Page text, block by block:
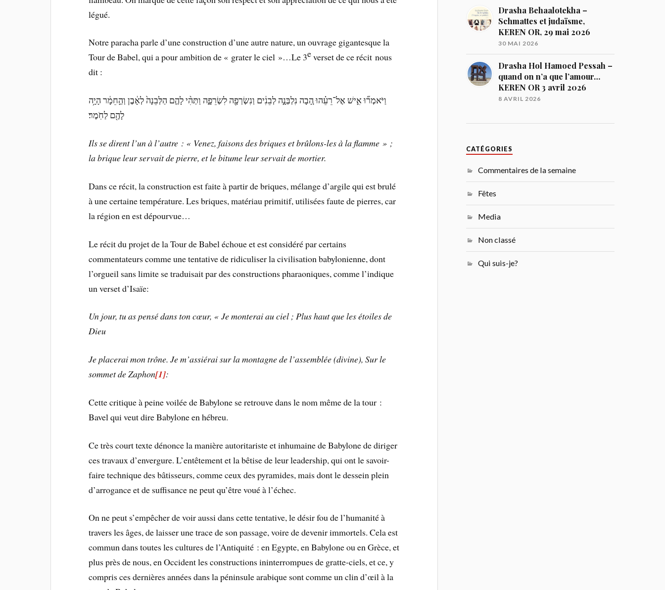
légué.
Notre paracha parle d’une construction d’une autre nature, un ouvrage gigantesque la
Tour de Babel, qui a pour ambition de « grater le ciel »…Le 3everset de ce récit nous
dit :
וַיֹּאמְר֞וּ אִ֣ישׁ אֶל־רֵעֵ֗הוּ הָ֚בָה נִלְבְּנָ֣ה לְבֵנִ֔ים וְנִשְׂרְפָ֖ה לִשְׂרֵפָ֑ה וַתְּהִ֨י לָהֶ֤ם הַלְּבֵנָה֙ לְאָ֔בֶן וְהַ֣חֵמָ֔ר הָיָ֥ה
לָהֶ֖ם לַחֹֽמֶר׃
Ils se dirent l’un à l’autre : « Venez, faisons des briques et brûlons-les à la flamme » ;
la brique leur servait de pierre, et le bitume leur servait de mortier.
Dans ce récit, la construction est faite à partir de briques, mélange d’argile qui est brulé
à une certaine température. Les briques, matériau primitif, utilisées faute de pierres, car
la région en est dépourvue…
Le récit du projet de la Tour de Babel échoue et est considéré par certains
commentateurs comme une tentative de ridiculiser la civilisation babylonienne, dont
l’orgueil sans limite se traduisait par des constructions pharaoniques, comme l’indique
un verset d’Isaïe:
Un jour, tu as pensé dans ton cœur, « Je monterai au ciel ; Plus haut que les étoiles de
Dieu
Je placerai mon trône. Je m’assiérai sur la montagne de l’assemblée (divine), Sur le
sommet de Zaphon[1]:
Cette critique à peine voilée de Babylone se retrouve dans le nom même de la tour :
Bavel qui veut dire Babylone en hébreu.
Ce très court texte dénonce la manière autoritariste et inhumaine de Babylone de diriger
ces travaux d’envergure. L’entêtement et la bêtise de leur leadership, qui ont le savoir-
faire technique des bâtisseurs, comme ceux des pyramides, mais dont le dessein plein
d’arrogance et de suffisance ne peut qu’être voué à l’échec.
On ne peut s’empêcher de voir aussi dans cette tentative, le désir fou de l’humanité à
travers les âges, de laisser une trace de son passage, voire de devenir immortels. Cela est
commun dans toutes les cultures de l’Antiquité : en Egypte, en Babylone ou en Grèce, et
plus près de nous, en Occident les constructions ininterrompues de gratte-ciels, et ce, y
compris ces dernières années dans la péninsule arabique sont comme un clin d’œil à la
Drasha Behaalotekha –
Schmattes et judaïsme,
KEREN OR, 29 mai 2026
30 MAI 2026
Drasha Hol Hamoed Pessah –
quand on n’a que l’amour…
KEREN OR 3 avril 2026
8 AVRIL 2026
CATÉGORIES
Commentaires de la semaine
Fêtes
Media
Non classé
Qui suis-je?